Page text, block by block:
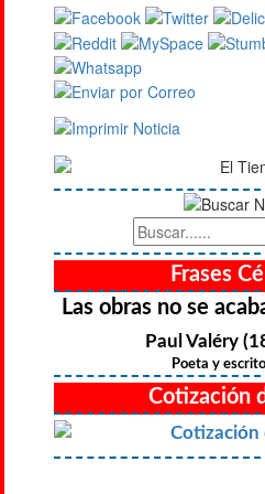
Frases
Las obras no se
Paul Valéry
Poeta y
Cotización